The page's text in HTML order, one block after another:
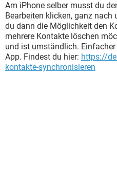
Am iPhone selber musst du
Bearbeiten klicken, ganz
du dann die Möglichkeit den
mehrere Kontakte löschen
und ist umständlich.
App. Findest du hier: https://
kontakte-synchronisieren